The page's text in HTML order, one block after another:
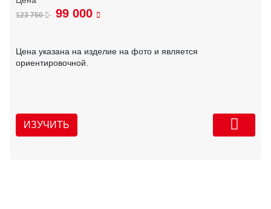
123 750 99 000
Цена указана на изделие на фото и является
ориентировочной.
ИЗУЧИТЬ